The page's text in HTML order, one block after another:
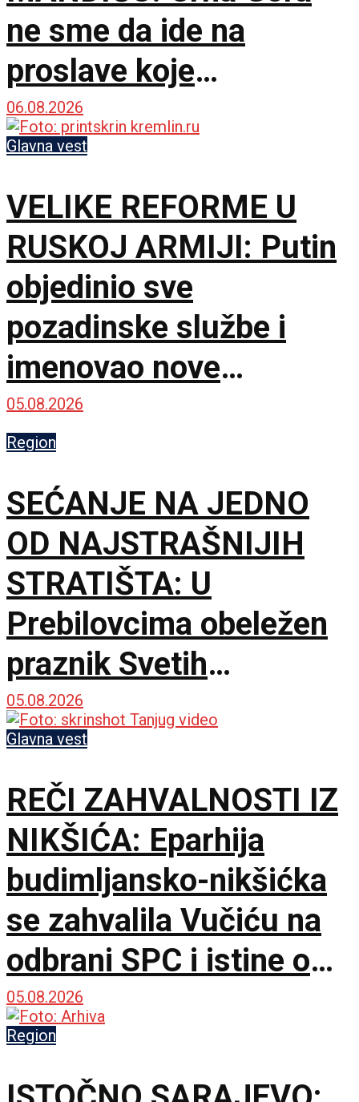
ne sme da ide na
proslave koje
vaskrsavaju bol i
stradanje Srba
06.08.2026
Glavna vest
VELIKE REFORME U
RUSKOJ ARMIJI: Putin
objedinio sve
pozadinske službe i
imenovao nove
komandante na frontu!
05.08.2026
Region
SEĆANJE NA JEDNO
OD NAJSTRAŠNIJIH
STRATIŠTA: U
Prebilovcima obeležen
praznik Svetih
mučenika i 85 godina od
ustaškog masakra nad
Srbima
05.08.2026
Glavna vest
REČI ZAHVALNOSTI IZ
NIKŠIĆA: Eparhija
budimljansko-nikšićka
se zahvalila Vučiću na
odbrani SPC i istine o
litijama
05.08.2026
Region